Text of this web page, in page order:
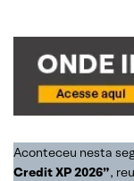
Aconteceu nesta
Credit XP 2026”,